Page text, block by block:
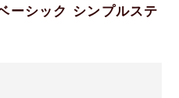
ーシック シンプルステ